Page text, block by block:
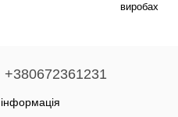
виробах
+380672361231